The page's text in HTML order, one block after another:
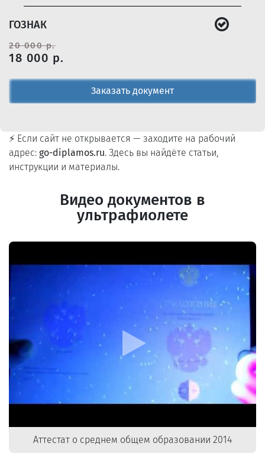
ГОЗНАК
20 000 р.
18 000 р.
Заказать документ
⚡ Если сайт не открывается — заходите на рабочий
адрес: go-diplamos.ru. Здесь вы найдёте статьи,
инструкции и материалы.
Видео документов в
ультрафиолете
Аттестат о среднем общем образовании 2014